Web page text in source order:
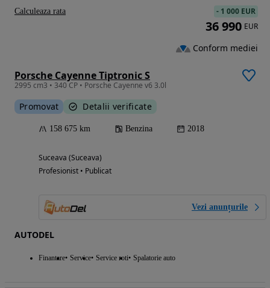
Porsche Cayenne Tiptronic S
2995 cm3 • 340 CP • Porsche Cayenne v6 3.0l
Promovat Detalii verificate
158 675 km Benzina 2018
Suceava (Suceava)
Profesionist • Publicat
Vezi anunțurile
AUTODEL
Finantare Service Service roti Spalatorie auto
- 1 000 EUR
36 990 EUR
Conform mediei
Calculeaza rata